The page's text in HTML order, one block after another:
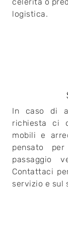
celerità o
logistica.
In caso di
richiesta ci
mobili e
pensato
passaggio
Contattaci
servizio e sul